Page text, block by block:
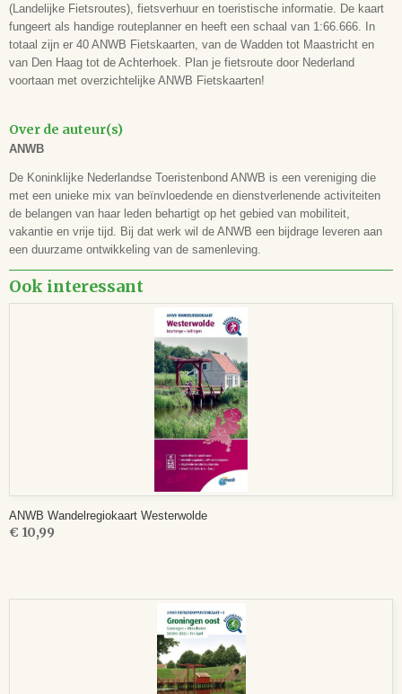
Formaat
11,5 x 23,5 cm
ISBN
Leeftijd
-
(Landelijke Fietsroutes), fietsverhuur en toeristische informatie. De kaart
fungeert als handige routeplanner en heeft een schaal van 1:66.666. In
totaal zijn er 40 ANWB Fietskaarten, van de Wadden tot Maastricht en
van Den Haag tot de Achterhoek. Plan je fietsroute door Nederland
voortaan met overzichtelijke ANWB Fietskaarten!
Over de auteur(s)
ANWB
De Koninklijke Nederlandse Toeristenbond ANWB is een vereniging die
met een unieke mix van beïnvloedende en dienstverlenende activiteiten
de belangen van haar leden behartigt op het gebied van mobiliteit,
vakantie en vrije tijd. Bij dat werk wil de ANWB een bijdrage leveren aan
een duurzame ontwikkeling van de samenleving.
Ook interessant
ANWB Wandelregiokaart Westerwolde
€ 10,99